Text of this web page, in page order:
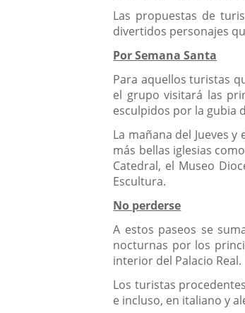
Las propuestas de
divertidos personajes
Por Semana Santa
Para aquellos turistas
el grupo visitará las
esculpidos por la gubia
La mañana del Jueves
más bellas iglesias
Catedral, el Museo
Escultura.
No perderse
A estos paseos se
nocturnas por los
interior del Palacio Real.
Los turistas
e incluso, en italiano y